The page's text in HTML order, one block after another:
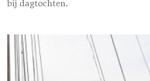
bij dagtochten.